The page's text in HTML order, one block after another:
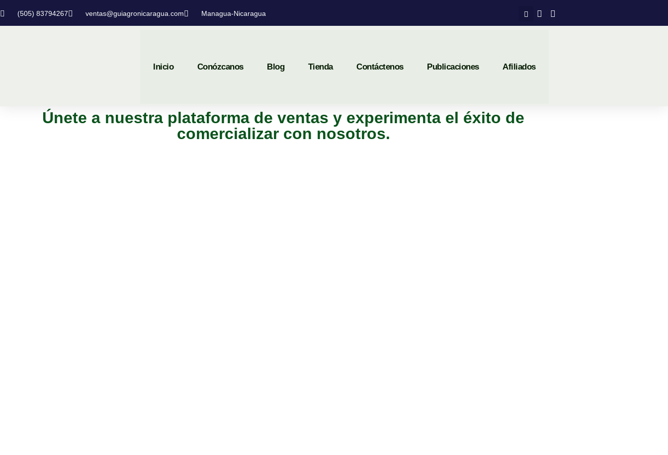
(505) 83794267 ventas@guiagronicaragua.com Managua-Nicaragua
Inicio Conózcanos Blog Tienda Contáctenos Publicaciones Afiliados
Únete a nuestra plataforma de ventas y experimenta el éxito de
comercializar con nosotros.